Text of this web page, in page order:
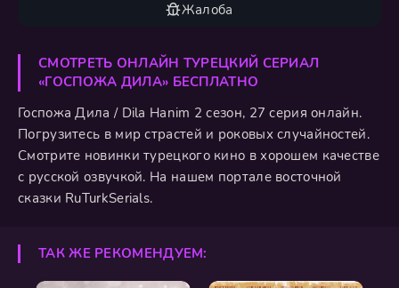
Жалоба
СМОТРЕТЬ ОНЛАЙН ТУРЕЦКИЙ СЕРИАЛ
«ГОСПОЖА ДИЛА» БЕСПЛАТНО
Госпожа Дила / Dila Hanim 2 сезон, 27 серия онлайн.
Погрузитесь в мир страстей и роковых случайностей.
Смотрите новинки турецкого кино в хорошем качестве
с русской озвучкой. На нашем портале восточной
сказки RuTurkSerials.
ТАК ЖЕ РЕКОМЕНДУЕМ: